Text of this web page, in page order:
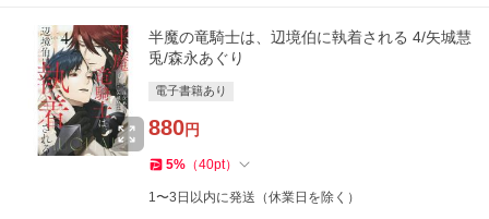
半魔の竜騎士は、辺境伯に執着される 4/矢城慧
兎/森永あぐり
電子書籍あり
880円
5% （40pt）
1〜3日以内に発送（休業日を除く）